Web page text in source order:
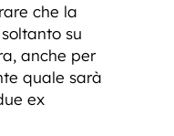
che la
su
anche per
quale sarà
ex